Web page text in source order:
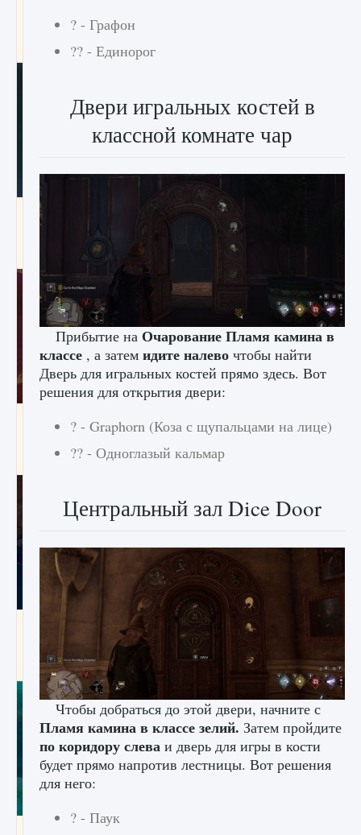
Force Hawk Ops
9 августа 2024
Как проверить статус сервера Delta Force
Hawk Ops
9 августа 2024 0
Как приручить существ джунглей Нари в
игре Creatures of Ava
9 августа 2024 1 218
Как разблокировать заклинание Крист в
Creatures of Ava
9 августа 2024 1 393
Как приручить существ из степей Тамура в
? - Графон
?? - Единорог
Двери игральных костей в
классной комнате чар
Прибытие на Очарование Пламя камина в
классе , а затем идите налево чтобы найти
Дверь для игральных костей прямо здесь. Вот
решения для открытия двери:
? - Graphorn (Коза с щупальцами на лице)
?? - Одноглазый кальмар
Центральный зал Dice Door
Чтобы добраться до этой двери, начните с
Пламя камина в классе зелий. Затем пройдите
по коридору слева и дверь для игры в кости
будет прямо напротив лестницы. Вот решения
для него:
? - Паук